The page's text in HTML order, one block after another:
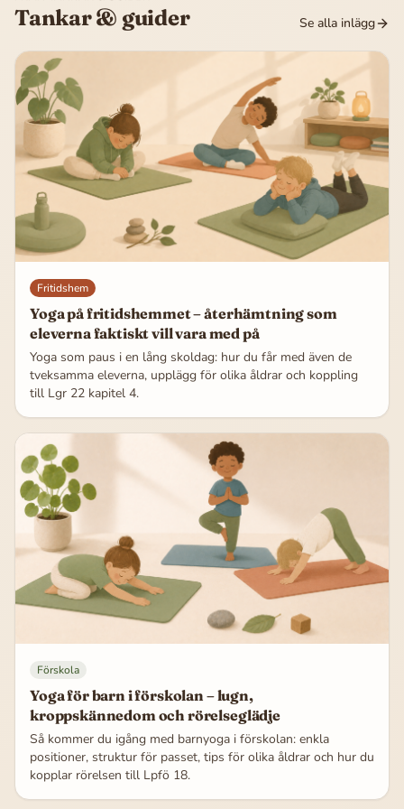
Tankar & guider Se alla inlägg
Fritidshem
Yoga på fritidshemmet – återhämtning som
eleverna faktiskt vill vara med på
Yoga som paus i en lång skoldag: hur du får med även de
tveksamma eleverna, upplägg för olika åldrar och koppling
till Lgr 22 kapitel 4.
Förskola
Yoga för barn i förskolan – lugn,
kroppskännedom och rörelseglädje
Så kommer du igång med barnyoga i förskolan: enkla
positioner, struktur för passet, tips för olika åldrar och hur du
kopplar rörelsen till Lpfö 18.